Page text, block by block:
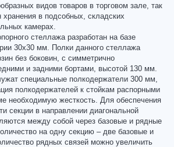
видов товаров в торговом зале, так
хранения в подсобных, складских
камерах.
стеллажа разработан на базе
30х30 мм. Полки данного стеллажа
без боковин, с симметрично
и задними бортами, высотой 130 мм.
специальные полкодержатели 300 мм,
полкодержателей к стойкам распорными
необходимую жесткость. Для обеспечения
секции в направлении диагональной
между собой через базовые и рядные
на одну секцию – две базовые и
рядных связей можно увеличить